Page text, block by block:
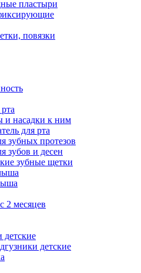
пластыри
повязки
и насадки к ним
для рта
зубных протезов
зубов и десен
зубные щетки
2 месяцев
детские
детские